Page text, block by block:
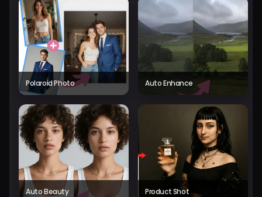
Polaroid Photo Auto Enhance
Auto Beauty Product Shot